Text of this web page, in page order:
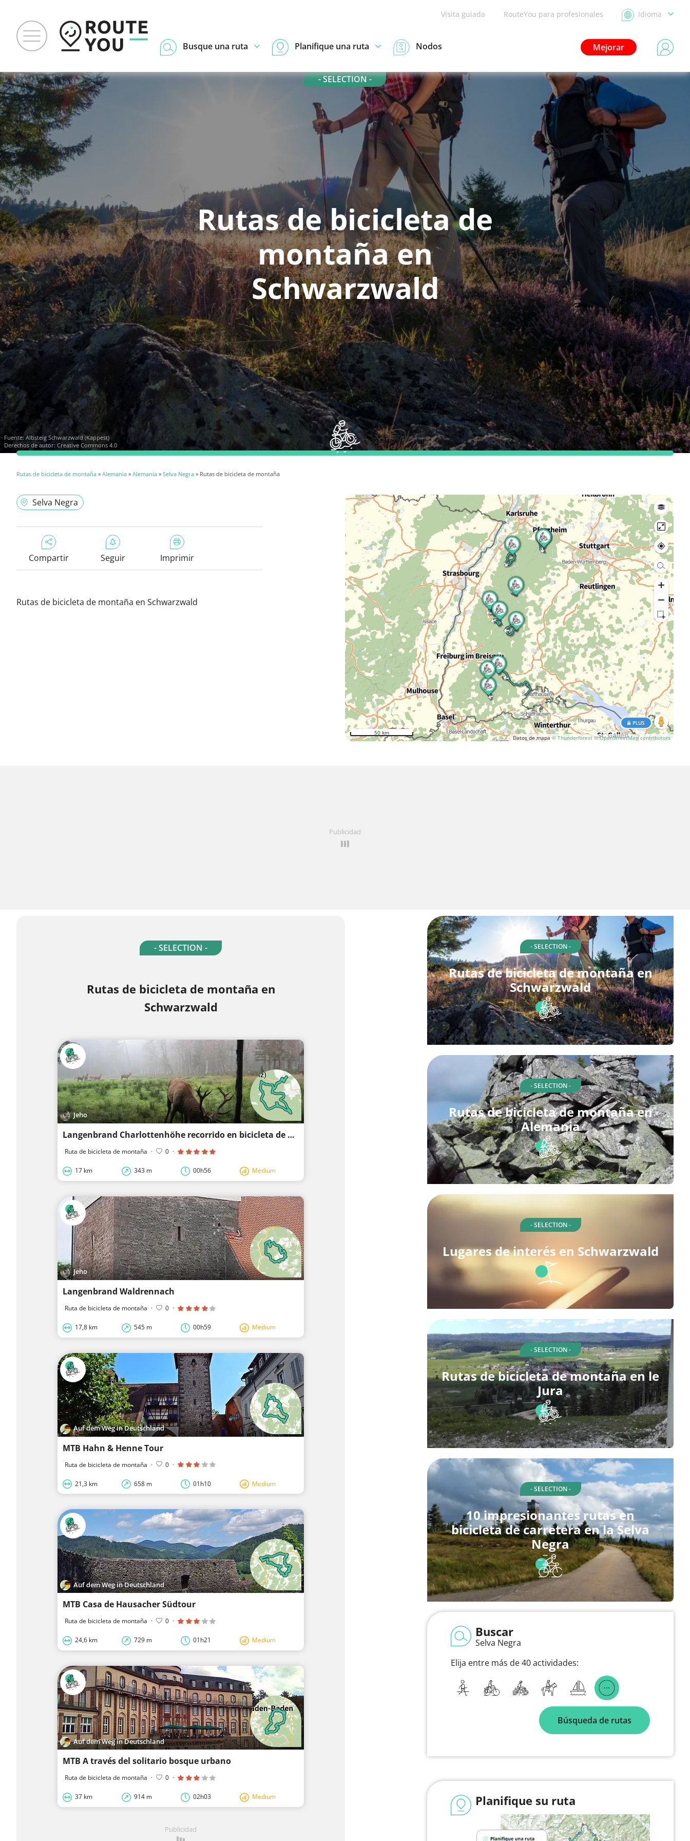
Visita guiada RouteYou para profesionales Idioma
Mejorar
Busque una ruta Planifique una ruta Nodos
- SELECTION -
Rutas de bicicleta de
montaña en
Schwarzwald
Fuente: Albsteig Schwarzwald (Kappest)
Derechos de autor: Creative Commons 4.0
Rutas de bicicleta de montaña » Alemania » Alemania » Selva Negra » Rutas de bicicleta de montaña
Selva Negra
Compartir Seguir Imprimir
Rutas de bicicleta de montaña en Schwarzwald
Datos de mapa © Thunderforest © OpenStreetMap contributors
PLUS
50 km
Publicidad
- SELECTION -
Rutas de bicicleta de montaña en
Schwarzwald
Jeho
Langenbrand Charlottenhöhe recorrido en bicicleta de montaña
Ruta de bicicleta de montaña · 0 ·
17 km 343 m 00h56 Medium
Jeho
Langenbrand Waldrennach
Ruta de bicicleta de montaña · 0 ·
17,8 km 545 m 00h59 Medium
Auf dem Weg in Deutschland
MTB Hahn & Henne Tour
Ruta de bicicleta de montaña · 0 ·
21,3 km 658 m 01h10 Medium
Auf dem Weg in Deutschland
MTB Casa de Hausacher Südtour
Ruta de bicicleta de montaña · 0 ·
24,6 km 729 m 01h21 Medium
Auf dem Weg in Deutschland
MTB A través del solitario bosque urbano
Ruta de bicicleta de montaña · 0 ·
37 km 914 m 02h03 Medium
Publicidad
- SELECTION -
Rutas de bicicleta de montaña en
Schwarzwald
- SELECTION -
Rutas de bicicleta de montaña en
Alemania
- SELECTION -
Lugares de interés en Schwarzwald
- SELECTION -
Rutas de bicicleta de montaña en le
Jura
- SELECTION -
10 impresionantes rutas en
bicicleta de carretera en la Selva
Negra
Buscar
Selva Negra
Elija entre más de 40 actividades:
Búsqueda de rutas
Planifique su ruta